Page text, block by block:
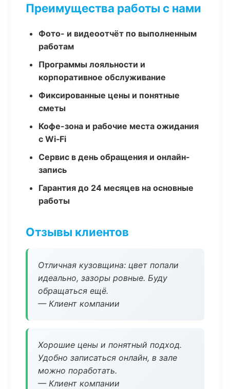
Преимущества работы с нами
Фото- и видеоотчёт по выполненным
работам
Программы лояльности и
корпоративное обслуживание
Фиксированные цены и понятные
сметы
Кофе-зона и рабочие места ожидания
с Wi‑Fi
Сервис в день обращения и онлайн-
запись
Гарантия до 24 месяцев на основные
работы
Отзывы клиентов
Отличная кузовщина: цвет попали
идеально, зазоры ровные. Буду
обращаться ещё.
— Клиент компании
Хорошие цены и понятный подход.
Удобно записаться онлайн, в зале
можно поработать.
— Клиент компании